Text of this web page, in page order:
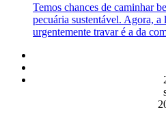
Temos chances de caminhar
pecuária sustentável. Agora, a
urgentemente travar é a da